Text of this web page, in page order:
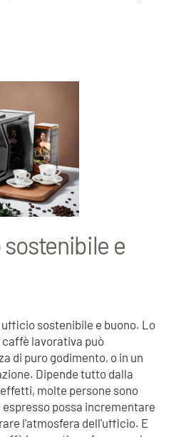
e
sostenibile e buono. Lo
caffè lavorativa può
di puro godimento, o in un
Dipende tutto dalla
molte persone sono
possa incrementare
l'atmosfera dell'ufficio. E